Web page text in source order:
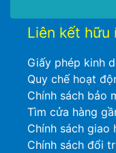
Giấy phép kinh
Quy chế hoạt
Chính sách bảo
Tìm cửa hàng
Chính sách giao